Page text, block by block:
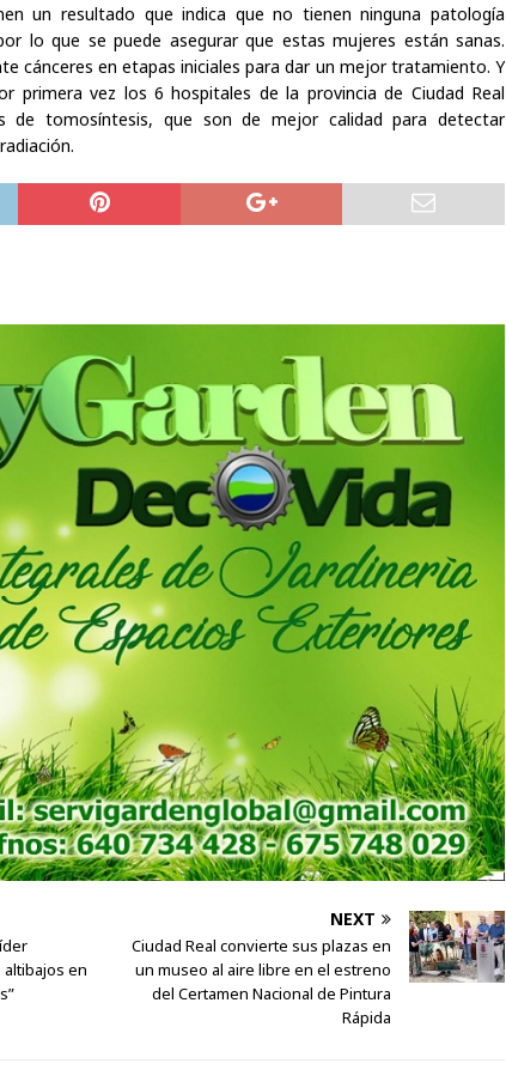
un resultado que indica que no tienen ninguna patología
lo que se puede asegurar que estas mujeres están sanas.
cánceres en etapas iniciales para dar un mejor tratamiento. Y
primera vez los 6 hospitales de la provincia de Ciudad Real
de tomosíntesis, que son de mejor calidad para detectar
en
NEXT
Ciudad Real convierte sus plazas en
un museo al aire libre en el estreno
del Certamen Nacional de Pintura
Rápida